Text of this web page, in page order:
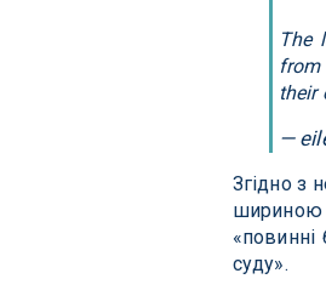
The
their
—
Згідно з
шириною
суду».